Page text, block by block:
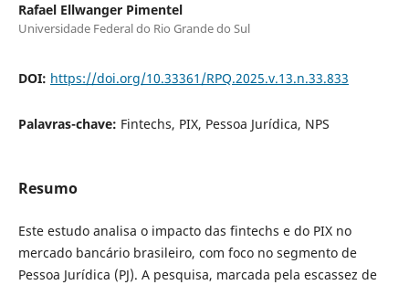
Rafael Ellwanger Pimentel
Universidade Federal do Rio Grande do Sul
DOI: https://doi.org/10.33361/RPQ.2025.v.13.n.33.833
Palavras-chave: Fintechs, PIX, Pessoa Jurídica, NPS
Resumo
Este estudo analisa o impacto das fintechs e do PIX no
mercado bancário brasileiro, com foco no segmento de
Pessoa Jurídica (PJ). A pesquisa, marcada pela escassez de